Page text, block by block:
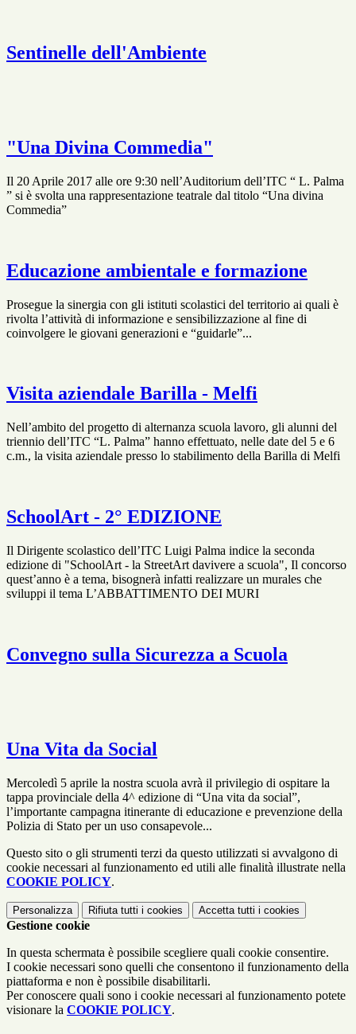
Sentinelle dell'Ambiente
"Una Divina Commedia"
Il 20 Aprile 2017 alle ore 9:30 nell’Auditorium dell’ITC “ L. Palma
” si è svolta una rappresentazione teatrale dal titolo “Una divina
Commedia”
Educazione ambientale e formazione
Prosegue la sinergia con gli istituti scolastici del territorio ai quali è
rivolta l’attività di informazione e sensibilizzazione al fine di
coinvolgere le giovani generazioni e “guidarle”...
Visita aziendale Barilla - Melfi
Nell’ambito del progetto di alternanza scuola lavoro, gli alunni del
triennio dell’ITC “L. Palma” hanno effettuato, nelle date del 5 e 6
c.m., la visita aziendale presso lo stabilimento della Barilla di Melfi
SchoolArt - 2° EDIZIONE
Il Dirigente scolastico dell’ITC Luigi Palma indice la seconda
edizione di "SchoolArt - la StreetArt davivere a scuola", Il concorso
quest’anno è a tema, bisognerà infatti realizzare un murales che
sviluppi il tema L’ABBATTIMENTO DEI MURI
Convegno sulla Sicurezza a Scuola
Una Vita da Social
Mercoledì 5 aprile la nostra scuola avrà il privilegio di ospitare la
tappa provinciale della 4^ edizione di “Una vita da social”,
l’importante campagna itinerante di educazione e prevenzione della
Polizia di Stato per un uso consapevole...
Questo sito o gli strumenti terzi da questo utilizzati si avvalgono di
cookie necessari al funzionamento ed utili alle finalità illustrate nella
COOKIE POLICY.
Personalizza Rifiuta tutti i cookies Accetta tutti i cookies
Gestione cookie
In questa schermata è possibile scegliere quali cookie consentire.
I cookie necessari sono quelli che consentono il funzionamento della
piattaforma e non è possibile disabilitarli.
Per conoscere quali sono i cookie necessari al funzionamento potete
visionare la COOKIE POLICY.